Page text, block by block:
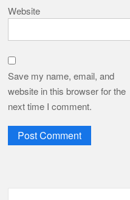
Website
Save my name, email, and
website in this browser for the
next time I comment.